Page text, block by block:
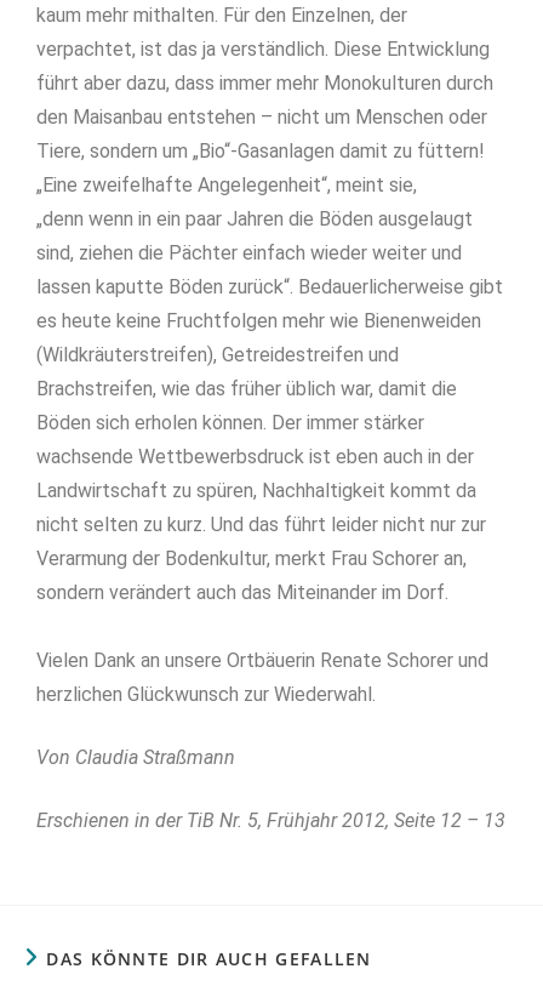
kaum mehr mithalten. Für den Einzelnen, der
verpachtet, ist das ja verständlich. Diese Entwicklung
führt aber dazu, dass immer mehr Monokulturen durch
den Maisanbau entstehen – nicht um Menschen oder
Tiere, sondern um „Bio“-Gasanlagen damit zu füttern!
„Eine zweifelhafte Angelegenheit“, meint sie,
„denn wenn in ein paar Jahren die Böden ausgelaugt
sind, ziehen die Pächter einfach wieder weiter und
lassen kaputte Böden zurück“. Bedauerlicherweise gibt
es heute keine Fruchtfolgen mehr wie Bienenweiden
(Wildkräuterstreifen), Getreidestreifen und
Brachstreifen, wie das früher üblich war, damit die
Böden sich erholen können. Der immer stärker
wachsende Wettbewerbsdruck ist eben auch in der
Landwirtschaft zu spüren, Nachhaltigkeit kommt da
nicht selten zu kurz. Und das führt leider nicht nur zur
Verarmung der Bodenkultur, merkt Frau Schorer an,
sondern verändert auch das Miteinander im Dorf.
Vielen Dank an unsere Ortbäuerin Renate Schorer und
herzlichen Glückwunsch zur Wiederwahl.
Von Claudia Straßmann
Erschienen in der TiB Nr. 5, Frühjahr 2012, Seite 12 – 13
DAS KÖNNTE DIR AUCH GEFALLEN